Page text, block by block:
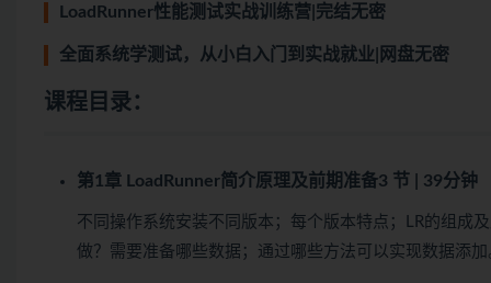
LoadRunner性能测试实战训练营|完结无密
全面系统学测试，从小白入门到实战就业|网盘无密
课程目录：
第1章 LoadRunner简介原理及前期准备3 节 | 39分钟
不同操作系统安装不同版本；每个版本特点；LR的组成
做？需要准备哪些数据；通过哪些方法可以实现数据添加